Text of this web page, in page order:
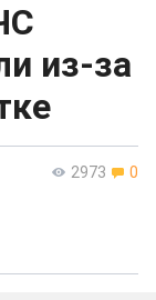
из-за
2973 0